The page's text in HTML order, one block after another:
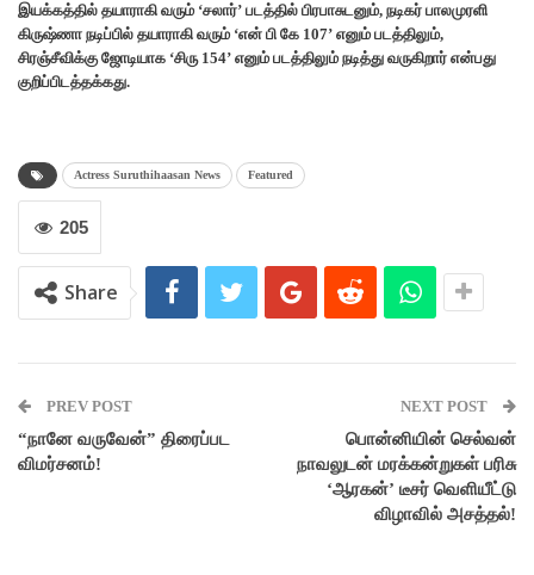
இயக்கத்தில் தயாராகி வரும் ‘சலார்’ படத்தில் பிரபாசுடனும், நடிகர் பாலமுரளி
கிருஷ்ணா நடிப்பில் தயாராகி வரும் ‘என் பி கே 107’ எனும் படத்திலும்,
சிரஞ்சீவிக்கு ஜோடியாக ‘சிரு 154’ எனும் படத்திலும் நடித்து வருகிறார் என்பது
குறிப்பிடத்தக்கது.
Actress Suruthihaasan News Featured
205
Share
PREV POST
“நானே வருவேன்” திரைப்பட
விமர்சனம்!
NEXT POST
பொன்னியின் செல்வன்
நாவலுடன் மரக்கன்றுகள் பரிசு
‘ஆரகன்’ டீசர் வெளியீட்டு
விழாவில் அசத்தல்!